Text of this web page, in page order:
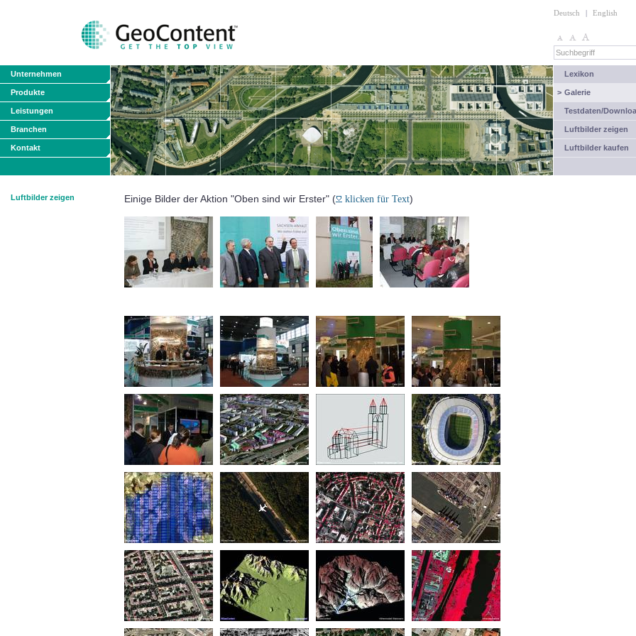
Deutsch | English
Unternehmen
Produkte
Leistungen
Branchen
Kontakt
Lexikon
> Galerie
Testdaten/
Luftbilder zeigen
Luftbilder kaufen
Luftbilder zeigen Einige Bilder der Aktion "Oben sind wir Erster" ( klicken für Text)